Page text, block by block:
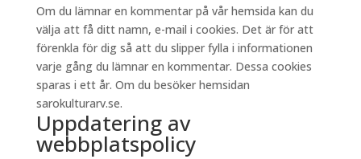
Om du lämnar en kommentar på vår hemsida kan du
välja att få ditt namn, e-mail i cookies. Det är för att
förenkla för dig så att du slipper fylla i informationen
varje gång du lämnar en kommentar. Dessa cookies
sparas i ett år. Om du besöker hemsidan
sarokulturarv.se.
Uppdatering av
webbplatspolicy